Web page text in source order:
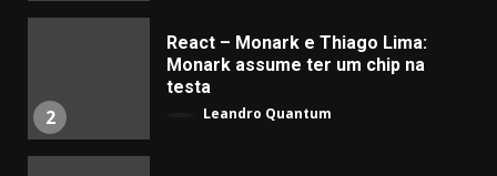
2
React – Monark e Thiago Lima:
Monark assume ter um chip na
testa
Leandro Quantum